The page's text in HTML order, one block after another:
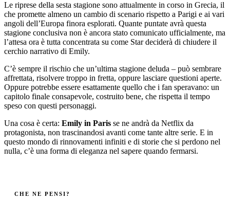
Le riprese della sesta stagione sono attualmente in corso in Grecia, il
che promette almeno un cambio di scenario rispetto a Parigi e ai vari
angoli dell’Europa finora esplorati. Quante puntate avrà questa
stagione conclusiva non è ancora stato comunicato ufficialmente, ma
l’attesa ora è tutta concentrata su come Star deciderà di chiudere il
cerchio narrativo di Emily.
C’è sempre il rischio che un’ultima stagione deluda – può sembrare
affrettata, risolvere troppo in fretta, oppure lasciare questioni aperte.
Oppure potrebbe essere esattamente quello che i fan speravano: un
capitolo finale consapevole, costruito bene, che rispetta il tempo
speso con questi personaggi.
Una cosa è certa: Emily in Paris se ne andrà da Netflix da
protagonista, non trascinandosi avanti come tante altre serie. E in
questo mondo di rinnovamenti infiniti e di storie che si perdono nel
nulla, c’è una forma di eleganza nel sapere quando fermarsi.
CHE NE PENSI?